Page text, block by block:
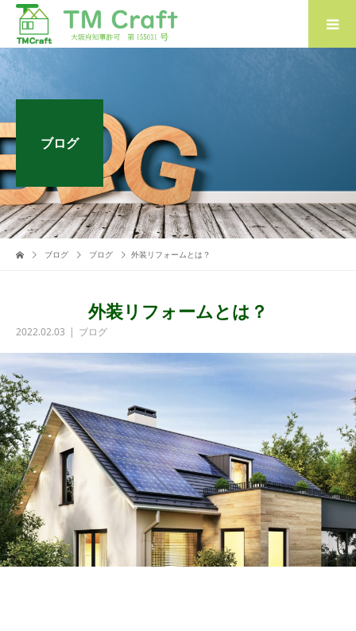
ブログ
ブログ ブログ 外装リフォームとは？
外装リフォームとは？
2022.02.03 ブログ